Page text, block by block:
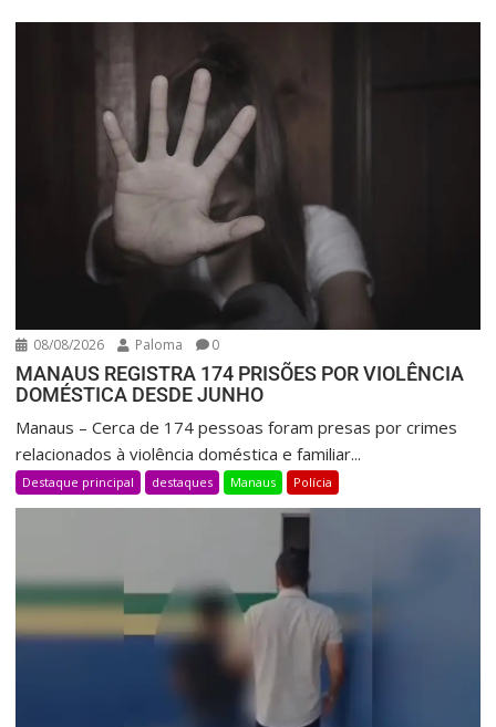
08/08/2026 Paloma 0
MANAUS REGISTRA 174 PRISÕES POR VIOLÊNCIA
DOMÉSTICA DESDE JUNHO
Manaus – Cerca de 174 pessoas foram presas por crimes
relacionados à violência doméstica e familiar...
Destaque principal destaques Manaus Polícia